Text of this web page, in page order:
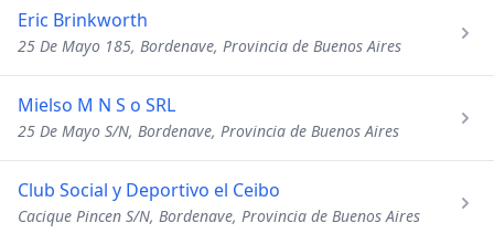
Eric Brinkworth
25 De Mayo 185, Bordenave, Provincia de Buenos Aires
Mielso M N S o SRL
25 De Mayo S/N, Bordenave, Provincia de Buenos Aires
Club Social y Deportivo el Ceibo
Cacique Pincen S/N, Bordenave, Provincia de Buenos Aires